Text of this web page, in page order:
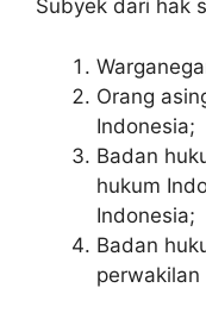
Subyek dari hak
Orang
Indonesia;
Badan
hukum
Indonesia;
Badan